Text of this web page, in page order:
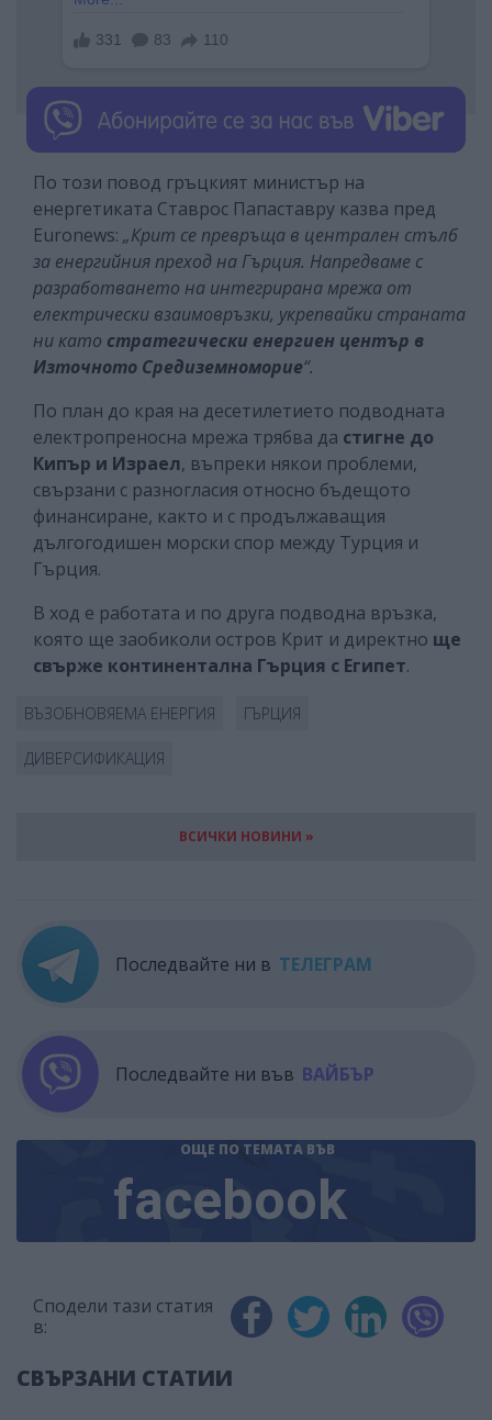
По този повод гръцкият министър на
енергетиката Ставрос Папаставру казва пред
Euronews: „Крит се превръща в централен стълб
за енергийния преход на Гърция. Напредваме с
разработването на интегрирана мрежа от
електрически взаимовръзки, укрепвайки страната
ни като стратегически енергиен център в
Източното Средиземноморие“.
По план до края на десетилетието подводната
електропреносна мрежа трябва да стигне до
Кипър и Израел, въпреки някои проблеми,
свързани с разногласия относно бъдещото
финансиране, както и с продължаващия
дългогодишен морски спор между Турция и
Гърция.
В ход е работата и по друга подводна връзка,
която ще заобиколи остров Крит и директно ще
свърже континентална Гърция с Египет.
ВЪЗОБНОВЯЕМА ЕНЕРГИЯ ГЪРЦИЯ
ДИВЕРСИФИКАЦИЯ
ВСИЧКИ НОВИНИ »
Последвайте ни в ТЕЛЕГРАМ
Последвайте ни във ВАЙБЪР
ОЩЕ ПО ТЕМАТА ВЪВ
facebook
Сподели тази статия
в:
СВЪРЗАНИ СТАТИИ